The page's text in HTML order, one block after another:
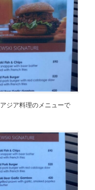
アジア料理のメニューで